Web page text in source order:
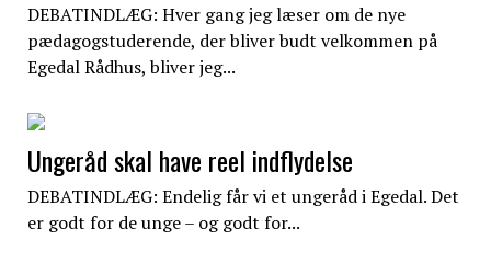
DEBATINDLÆG: Hver gang jeg læser om de nye
pædagogstuderende, der bliver budt velkommen på
Egedal Rådhus, bliver jeg...
Ungeråd skal have reel indflydelse
DEBATINDLÆG: Endelig får vi et ungeråd i Egedal. Det
er godt for de unge – og godt for...